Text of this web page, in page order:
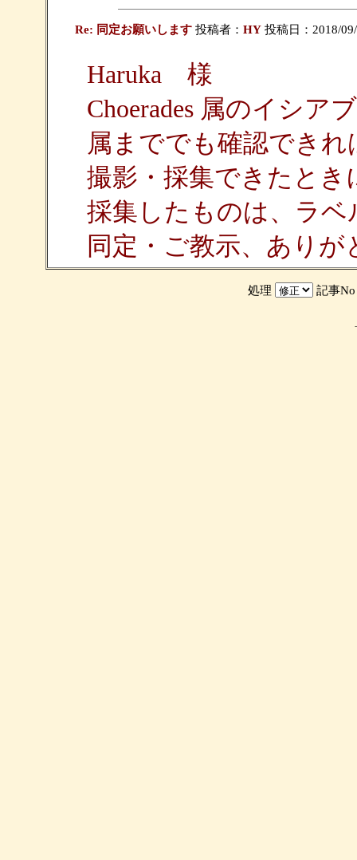
Re: 同定お願いします投稿者： HY投稿日：2018/
Haruka 様
Choerades 属のイシア
属まででも確認でき
撮影・採集できたと
採集したものは、ラ
同定・ご教示、あり
処理 記事